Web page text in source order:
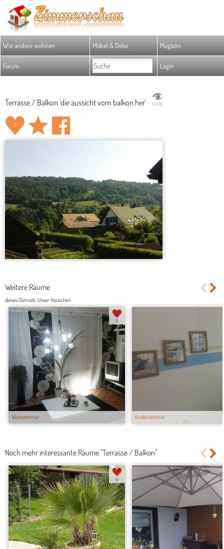
Wie andere wohnen Möbel & Deko Magazin
Forum Login
Terrasse / Balkon 'die aussicht vom balkon her' 6.478
2
Weitere Räume
dieses Domizils 'Unser Häuschen'
Wohnzimmer
15
Kinderzimmer
Noch mehr interessante Räume "Terrasse / Balkon"
10